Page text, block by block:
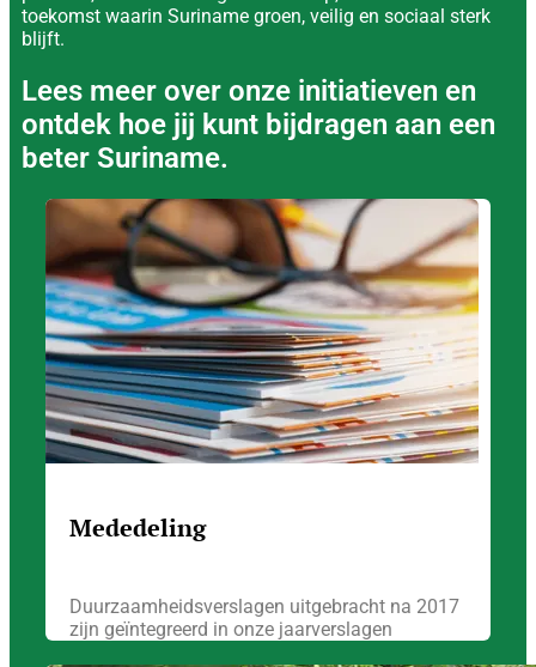
toekomst waarin Suriname groen, veilig en sociaal sterk
blijft.
Lees meer over onze initiatieven en
ontdek hoe jij kunt bijdragen aan een
beter Suriname.
Mededeling
Duurzaamheidsverslagen uitgebracht na 2017
zijn geïntegreerd in onze jaarverslagen